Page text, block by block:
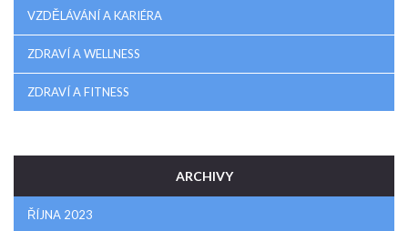
VZDĚLÁVÁNÍ A KARIÉRA
ZDRAVÍ A WELLNESS
ZDRAVÍ A FITNESS
ARCHIVY
ŘÍJNA 2023